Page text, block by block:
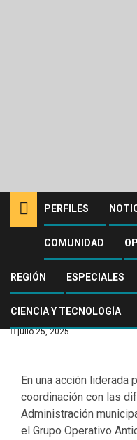
PERFILES
COMUNIDAD
REGIÓN ESPECIALES
CIENCIA Y TECNOLOGÍA
Noticias
Judicial
¡Un hombre capturado y un
en Villavicencio!
Judicial
julio 25, 2025
En una acción liderada
coordinación con las
Administración
el Grupo Operativo